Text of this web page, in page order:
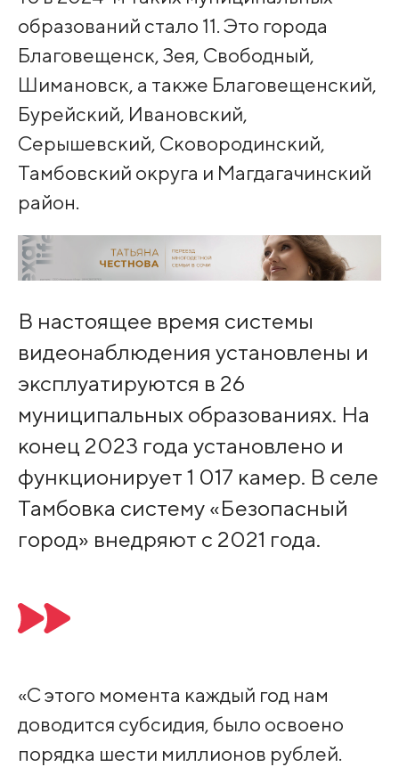
образований стало 11. Это города
Благовещенск, Зея, Свободный,
Шимановск, а также Благовещенский,
Бурейский, Ивановский,
Серышевский, Сковородинский,
Тамбовский округа и Магдагачинский
район.
В настоящее время системы
видеонаблюдения установлены и
эксплуатируются в 26
муниципальных образованиях. На
конец 2023 года установлено и
функционирует 1 017 камер. В селе
Тамбовка систему «Безопасный
город» внедряют с 2021 года.
«С этого момента каждый год нам
доводится субсидия, было освоено
порядка шести миллионов рублей.